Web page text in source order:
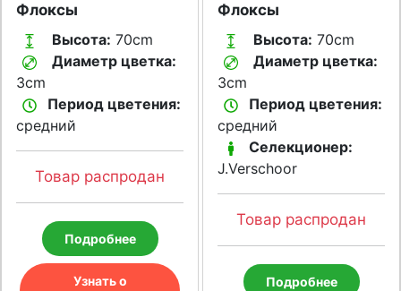
Флоксы
Высота: 70cm
Диаметр цветка:
3cm
Период цветения:
средний
Товар распродан
Подробнее
Узнать о
Флоксы
Высота: 70cm
Диаметр цветка:
3cm
Период цветения:
средний
Селекционер:
J.Verschoor
Товар распродан
Подробнее